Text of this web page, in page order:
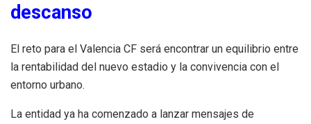
descanso
El reto para el Valencia CF será encontrar un equilibrio entre
la rentabilidad del nuevo estadio y la convivencia con el
entorno urbano.
La entidad ya ha comenzado a lanzar mensajes de